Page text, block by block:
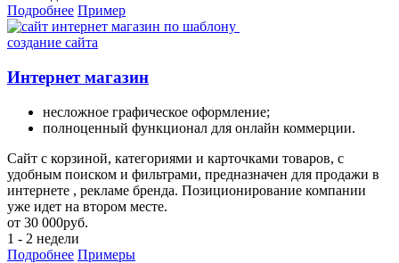
Подробнее Пример
создание сайта
Интернет магазин
несложное графическое оформление;
полноценный функционал для онлайн коммерции.
Сайт с корзиной, категориями и карточками товаров, с
удобным поиском и фильтрами, предназначен для продажи в
интернете , рекламе бренда. Позиционирование компании
уже идет на втором месте.
от 30 000руб.
1 - 2 недели
Подробнее Примеры